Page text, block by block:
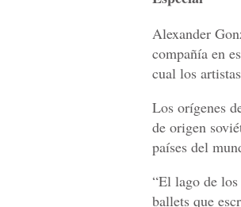
Alexander
compañía en
cual los
Los orígenes
de origen
países del
“El lago de
ballets que